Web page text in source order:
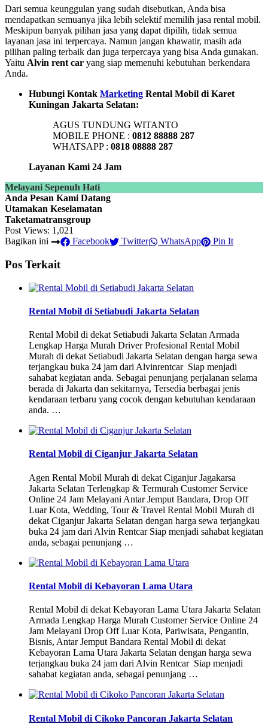
Dari semua keunggulan yang sudah disebutkan, Anda bisa
mendapatkan semuanya jika lebih selektif memilih jasa rental mobil.
Meskipun banyak pilihan jasa yang dapat dipilih, tidak semua
layanan jasa ini terpercaya. Namun jangan khawatir, masih ada
pilihan paling terbaik dan juga terpercaya yang bisa Anda gunakan.
Yaitu Alvin rent car yang siap memenuhi kebutuhan berkendara
Anda.
Hubungi Kontak Marketing Rental Mobil di Karet
Kuningan Jakarta Selatan:
AGUS TUNDUNG WITANTO
MOBILE PHONE : 0812 88888 287
WHATSAPP : 0818 08888 287
Layanan Kami 24 Jam
Melayani Sepenuh Hati
Anda Pesan Kami Datang
Utamakan Keselamatan
Taketamatransgroup
Post Views: 1,021
Bagikan ini
Facebook Twitter WhatsApp Pin It
Pos Terkait
Rental Mobil di Setiabudi Jakarta Selatan
Rental Mobil di dekat Setiabudi Jakarta Selatan Armada
Lengkap Harga Murah Driver Profesional Rental Mobil
Murah di dekat Setiabudi Jakarta Selatan dengan harga sewa
terjangkau buka 24 jam dari Alvinrentcar Siap menjadi
sahabat kegiatan anda. Sebagai penunjang perjalanan selama
berada di Jakarta dan sekitarnya, Tersedia berbagai jenis
kendaraan terbaru yang cocok dengan kebutuhan kendaraan
anda. …
Rental Mobil di Ciganjur Jakarta Selatan
Agen Rental Mobil Murah di dekat Ciganjur Jagakarsa
Jakarta Selatan Terlengkap & Termurah Customer Service
Online 24 Jam Melayani Antar Jemput Bandara, Drop Off
Luar Kota, Wedding, Tour & Travel Rental Mobil Murah di
dekat Ciganjur Jakarta Selatan dengan harga sewa terjangkau
buka 24 jam dari Alvin Rentcar Siap menjadi sahabat kegiatan
anda, sebagai penunjang …
Rental Mobil di Kebayoran Lama Utara
Rental Mobil di dekat Kebayoran Lama Utara Jakarta Selatan
Armada Lengkap Harga Murah Customer Service Online 24
Jam Melayani Drop Off Luar Kota, Pariwisata, Pengantin,
Bisnis, Antar Jemput Bandara Rental Mobil di dekat
Kebayoran Lama Utara Jakarta Selatan dengan harga sewa
terjangkau buka 24 jam dari Alvin Rentcar Siap menjadi
sahabat kegiatan anda, sebagai penunjang …
Rental Mobil di Cikoko Pancoran Jakarta Selatan